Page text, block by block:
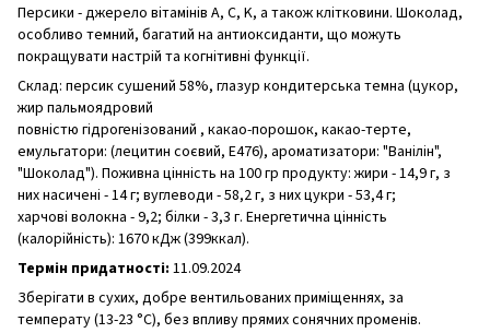
Персики - джерело вітамінів A, C, K, а також клітковини. Шоколад,
особливо темний, багатий на антиоксиданти, що можуть
покращувати настрій та когнітивні функції.
Склад: персик сушений 58%, глазур кондитерська темна (цукор,
жир пальмоядровий
повністю гідрогенізований , какао-порошок, какао-терте,
емульгатори: (лецитин соєвий, Е476), ароматизатори: "Ванілін",
"Шоколад"). Поживна цінність на 100 гр продукту: жири - 14,9 г, з
них насичені - 14 г; вуглеводи - 58,2 г, з них цукри - 53,4 г;
харчові волокна - 9,2; білки - 3,3 г. Енергетична цінність
(калорійність): 1670 кДж (399ккал).
Термін придатності: 11.09.2024
Зберігати в сухих, добре вентильованих приміщеннях, за
температу (13-23 °C), без впливу прямих сонячних променів.